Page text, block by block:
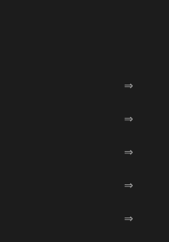
⇒
⇒
⇒
⇒
⇒